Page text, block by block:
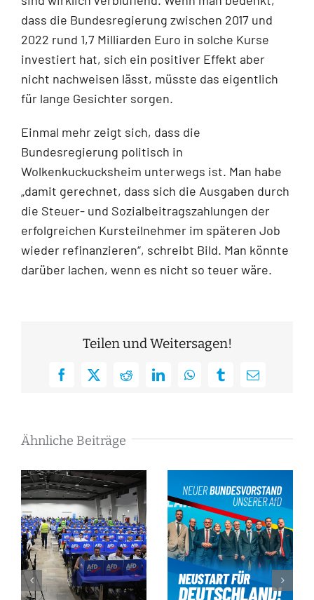
dass die Bundesregierung zwischen 2017 und
2022 rund 1,7 Milliarden Euro in solche Kurse
investiert hat, sich ein positiver Effekt aber
nicht nachweisen lässt, müsste das eigentlich
für lange Gesichter sorgen.
Einmal mehr zeigt sich, dass die
Bundesregierung politisch in
Wolkenkuckucksheim unterwegs ist. Man habe
„damit gerechnet, dass sich die Ausgaben durch
die Steuer- und Sozialbeitragszahlungen der
erfolgreichen Kursteilnehmer im späteren Job
wieder refinanzieren“, schreibt Bild. Man könnte
darüber lachen, wenn es nicht so teuer wäre.
Teilen und Weitersagen!
Facebook
X RedditLinkedInWhatsAppTumblrE-
Ähnliche Beiträge